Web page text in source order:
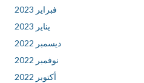
فبراير 2023
يناير 2023
ديسمبر 2022
نوفمبر 2022
أكتوبر 2022